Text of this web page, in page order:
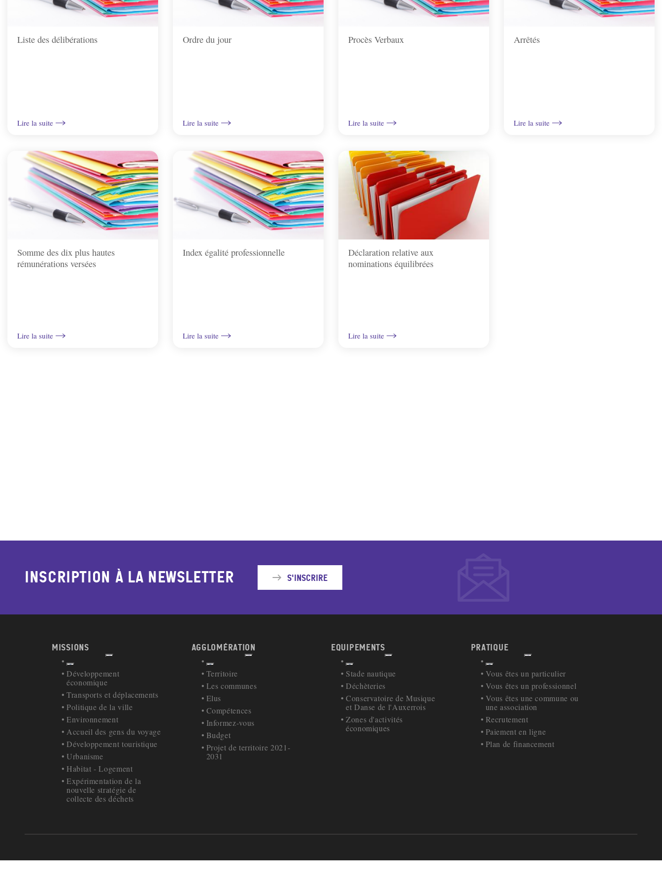
r
l
e
Liste des délibérations
Lire la suite
Ordre du jour
Lire la suite
Procès Verbaux
Lire la suite
Arrêtés
Lire la suite
Somme des dix plus hautes
rémunérations versées
Lire la suite
Index égalité professionnelle
Lire la suite
Déclaration relative aux
nominations équilibrées
Lire la suite
Inscription à la newsletter S'inscrire
MISSIONS
Afficher
Retour à la navigation
Développement
économique
Transports et déplacements
Politique de la ville
Environnement
Accueil des gens du voyage
Développement touristique
Urbanisme
Habitat - Logement
Expérimentation de la
nouvelle stratégie de
collecte des déchets
AGGLOMÉRATION
Afficher
Retour à la navigation
Territoire
Les communes
Elus
Compétences
Informez-vous
Budget
Projet de territoire 2021-
2031
EQUIPEMENTS
Afficher
Retour à la navigation
Stade nautique
Déchèteries
Conservatoire de Musique
et Danse de l'Auxerrois
Zones d'activités
économiques
PRATIQUE
Afficher
Retour à la navigation
Vous êtes un particulier
Vous êtes un professionnel
Vous êtes une commune ou
une association
Recrutement
Paiement en ligne
Plan de financement